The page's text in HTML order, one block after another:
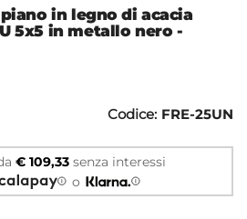
in legno di acacia
5x5 in metallo nero -
Codice: FRE-25UN
€ 109,33senza interessi
o